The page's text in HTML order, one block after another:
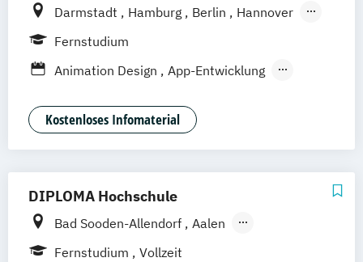
Darmstadt Hamburg Berlin
Hannover
Bonn
Nürnberg
Zürich Rostock Dortmund
Fernstudium
Animation Design
App-Entwicklung
Game Development
Industriedesign
Kommunikationsdesign
Kostenloses Infomaterial
DIPLOMA Hochschule
Bad Sooden-Allendorf
Aalen
Baden-Baden
Berlin
Fernstudium
Vollzeit